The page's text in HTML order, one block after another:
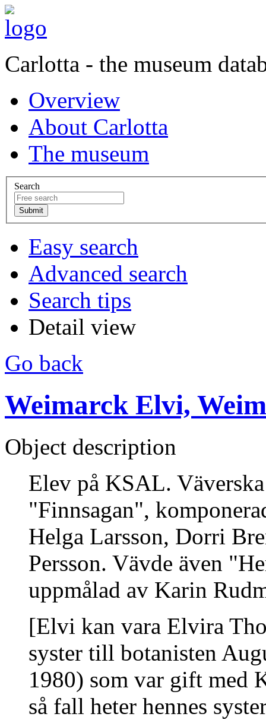
Carlotta - the museum
Overview
About Carlotta
The museum
Search
Easy search
Advanced search
Search tips
Detail view
Go back
Weimarck Elvi,
Object description
Elev på KSAL.
"Finnsagan",
Helga Larsson, Dorri
Persson. Vävde även
uppmålad av Karin
[Elvi kan vara Elvira
syster till botanisten
1980) som var gift med
så fall heter hennes